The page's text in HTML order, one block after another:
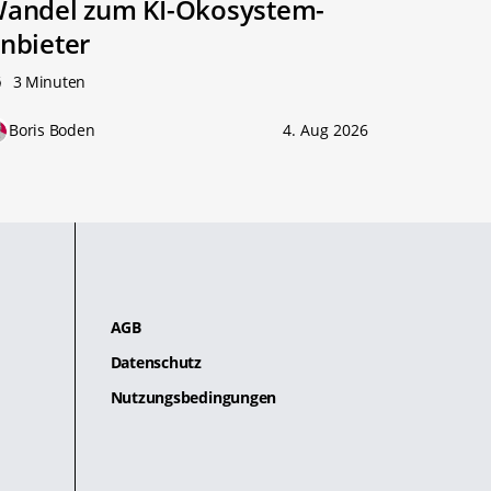
zum KI-Ökosystem-
3 Minuten
Boris Boden 4. Aug 2026
AGB
Datenschutz
Nutzungsbedingungen